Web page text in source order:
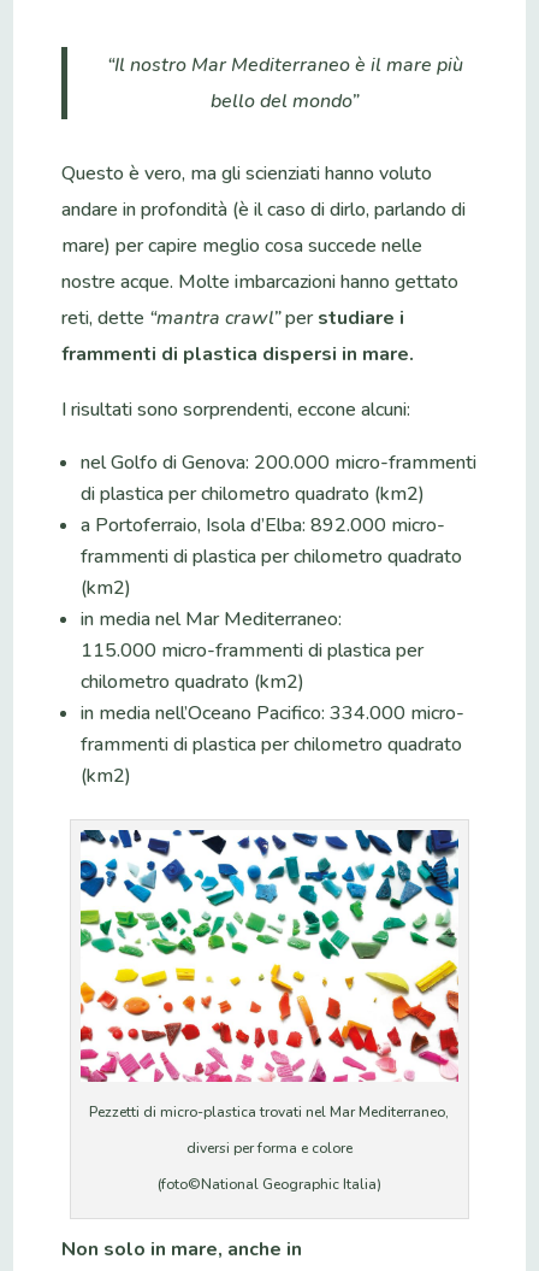
“Il nostro Mar Mediterraneo è il mare più
bello del mondo”
Questo è vero, ma gli scienziati hanno voluto
andare in profondità (è il caso di dirlo, parlando di
mare) per capire meglio cosa succede nelle
nostre acque. Molte imbarcazioni hanno gettato
reti, dette “mantra crawl”perstudiare i
frammenti di plastica dispersi in mare.
I risultati sono sorprendenti, eccone alcuni:
nel Golfo di Genova: 200.000 micro-frammenti
di plastica per chilometro quadrato (km2)
a Portoferraio, Isola d’Elba: 892.000 micro-
frammenti di plastica per chilometro quadrato
(km2)
in media nel Mar Mediterraneo:
115.000 micro-frammenti di plastica per
chilometro quadrato (km2)
in media nell’Oceano Pacifico: 334.000 micro-
frammenti di plastica per chilometro quadrato
(km2)
Pezzetti di micro-plastica trovati nel Mar Mediterraneo,
diversi per forma e colore
(foto©National Geographic Italia)
Non solo in mare, anche in